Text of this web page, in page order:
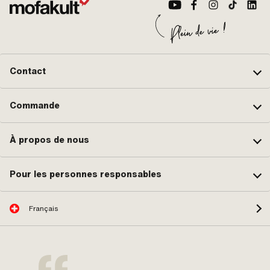
Contact
Commande
À propos de nous
Pour les personnes responsables
Français